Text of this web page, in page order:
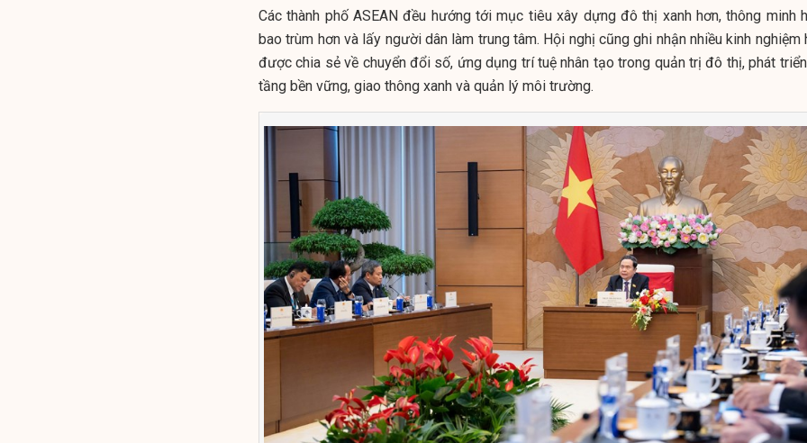
Các thành phố ASEAN đều hướng tới mục tiêu xây dựng đô thị xanh hơn, thông minh
bao trùm hơn và lấy người dân làm trung tâm. Hội nghị cũng ghi nhận nhiều kinh nghiệm
được chia sẻ về chuyển đổi số, ứng dụng trí tuệ nhân tạo trong quản trị đô thị, phát
tầng bền vững, giao thông xanh và quản lý môi trường.